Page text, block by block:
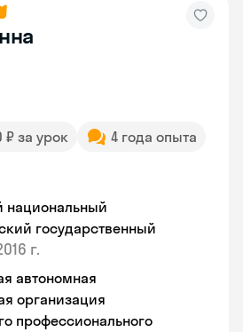
₽ за урок
4 года опыта
национальный
государственный
г.
автономная
организация
профессионального